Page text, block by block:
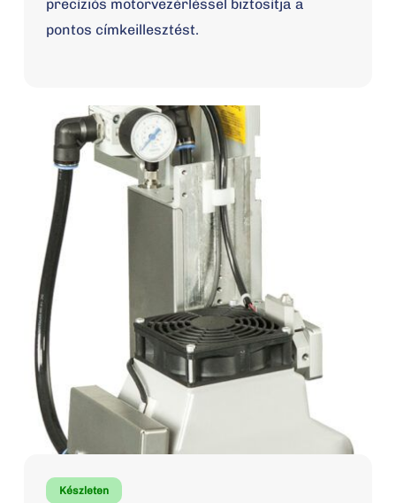
precíziós motorvezérléssel biztosítja a
pontos címkeillesztést.
Készleten